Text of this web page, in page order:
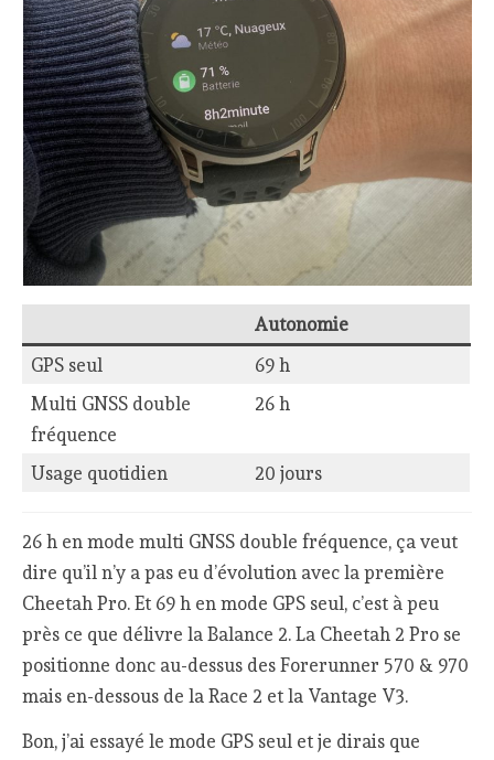
Autonomie
GPS seul
69 h
Multi GNSS double
fréquence
26 h
Usage quotidien 20 jours
26 h en mode multi GNSS double fréquence, ça veut
dire qu’il n’y a pas eu d’évolution avec la première
Cheetah Pro. Et 69 h en mode GPS seul, c’est à peu
près ce que délivre la Balance 2. La Cheetah 2 Pro se
positionne donc au-dessus des Forerunner 570 & 970
mais en-dessous de la Race 2 et la Vantage V3.
Bon, j’ai essayé le mode GPS seul et je dirais que